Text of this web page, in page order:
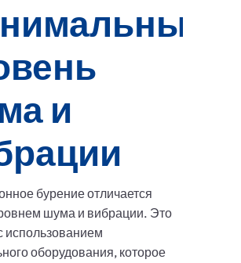
и
бурение отличается
шума и вибрации. Это
использованием
оборудования, которое